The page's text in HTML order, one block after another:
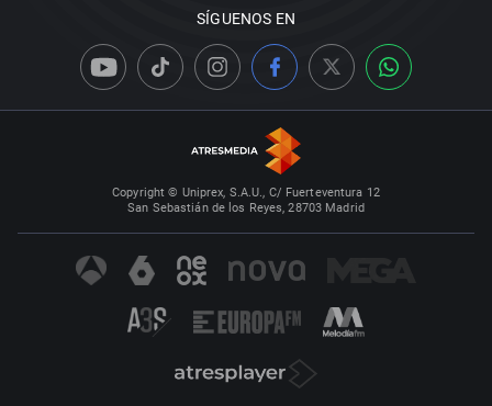
SÍGUENOS EN
Copyright © Uniprex, S.A.U., C/ Fuerteventura 12
San Sebastián de los Reyes, 28703 Madrid